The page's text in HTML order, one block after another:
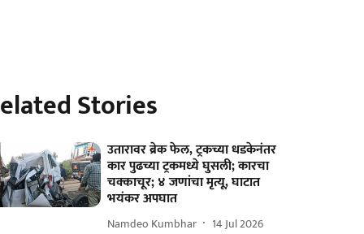
Stories
उतारावर ब्रेक फेल, ट्रकच्या धडकेनंतर
कार पुढच्या ट्रकमध्ये घुसली; कारचा
चक्काचूर; ४ जणांचा मृत्यू, घाटात
भयंकर अपघात
Namdeo Kumbhar 14 Jul 2026